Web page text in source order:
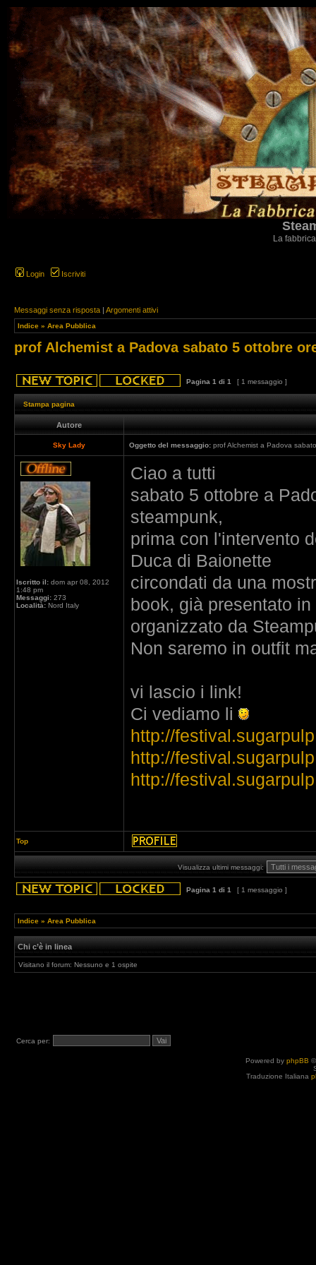
La
Login Iscriviti
Messaggi senza risposta | Argomenti attivi
Indice » Area Pubblica
prof Alchemist a Padova sabato 5 ottobre
Pagina 1 di 1 [ 1 messaggio ]
Stampa pagina
Autore
Sky Lady Oggetto del messaggio: prof Alchemist a Padova
Iscritto il: dom apr 08, 2012
1:48 pm
Messaggi: 273
Località: Nord Italy
Ciao a tutti
sabato 5 ottobre a
steampunk,
prima con l'intervento
Duca di Baionette
circondati da una
book, già presentato
organizzato da
Non saremo in outfit
vi lascio i link!
Ci vediamo li
http://
http://
http://
Top
Visualizza ultimi messaggi:
Pagina 1 di 1 [ 1 messaggio ]
Indice » Area Pubblica
Chi c’è in linea
Visitano il forum: Nessuno e 1 ospite
Cerca per:
Powered by phpBB
Traduzione Italiana